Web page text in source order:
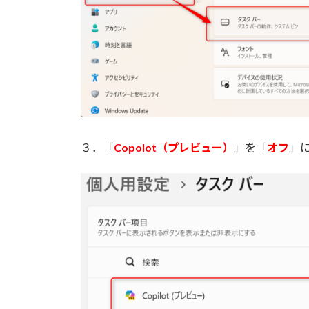
３．「Copolot（プレビュー） 」を「オフ 」